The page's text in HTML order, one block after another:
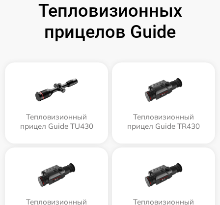
Тепловизионных
прицелов Guide
Тепловизионный
прицел Guide TU430
Тепловизионный
прицел Guide TR430
Тепловизионный
Тепловизионный